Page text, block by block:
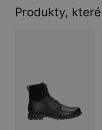
Produkty,